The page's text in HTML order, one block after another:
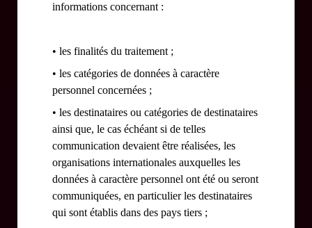
informations concernant :
• les finalités du traitement ;
• les catégories de données à caractère
personnel concernées ;
• les destinataires ou catégories de destinataires
ainsi que, le cas échéant si de telles
communication devaient être réalisées, les
organisations internationales auxquelles les
données à caractère personnel ont été ou seront
communiquées, en particulier les destinataires
qui sont établis dans des pays tiers ;